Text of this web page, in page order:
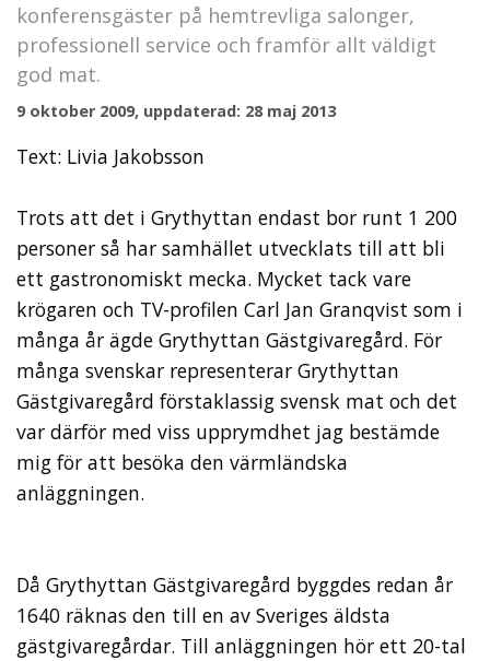
konferensgäster på hemtrevliga salonger,
professionell service och framför allt väldigt
god mat.
9 oktober 2009, uppdaterad: 28 maj 2013
Text: Livia Jakobsson
Trots att det i Grythyttan endast bor runt 1 200
personer så har samhället utvecklats till att bli
ett gastronomiskt mecka. Mycket tack vare
krögaren och TV-profilen Carl Jan Granqvist som i
många år ägde Grythyttan Gästgivaregård. För
många svenskar representerar Grythyttan
Gästgivaregård förstaklassig svensk mat och det
var därför med viss upprymdhet jag bestämde
mig för att besöka den värmländska
anläggningen.
Då Grythyttan Gästgivaregård byggdes redan år
1640 räknas den till en av Sveriges äldsta
gästgivaregårdar. Till anläggningen hör ett 20-tal